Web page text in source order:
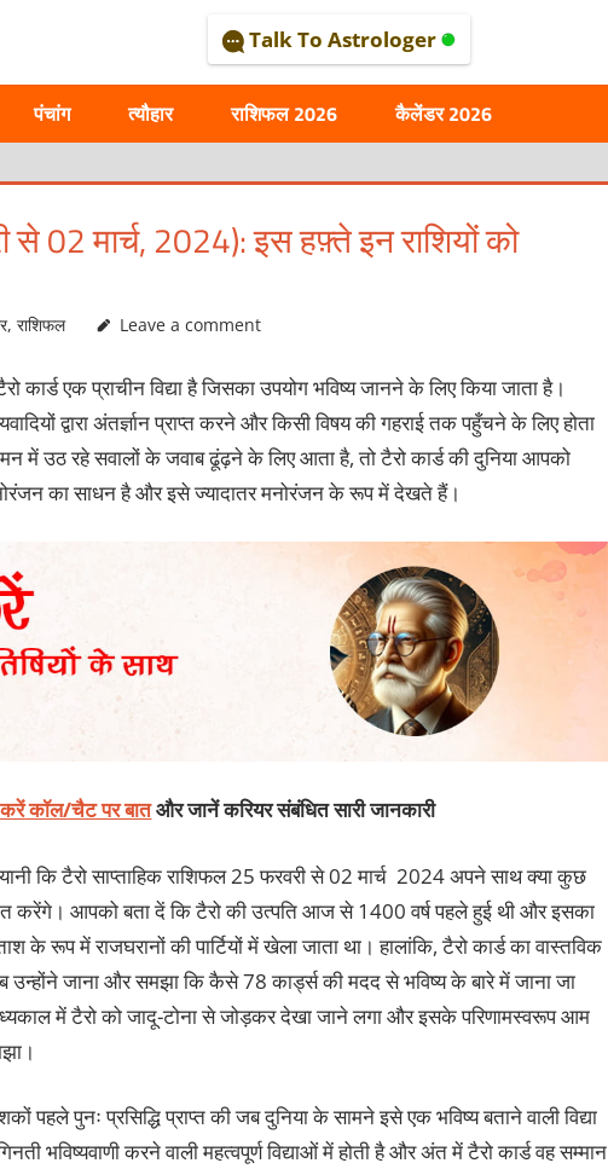
Talk To Astrologer
पंचांग त्यौहार राशिफल 2026 कैलेंडर 2026
से 02 मार्च, 2024): इस हफ़्ते इन राशियों को
,राशिफल Leave a comment
कार्ड एक प्राचीन विद्या है जिसका उपयोग भविष्य जानने के लिए किया जाता है।
द्वारा अंतर्ज्ञान प्राप्त करने और किसी विषय की गहराई तक पहुँचने के लिए होता
में उठ रहे सवालों के जवाब ढूंढ़ने के लिए आता है, तो टैरो कार्ड की दुनिया आपको
का साधन है और इसे ज्यादातर मनोरंजन के रूप में देखते हैं।
करें कॉल/चैट पर बातऔर जानें करियर संबंधित सारी जानकारी
कि टैरो साप्ताहिक राशिफल 25 फरवरी से 02 मार्च 2024 अपने साथ क्या कुछ
करेंगे। आपको बता दें कि टैरो की उत्पति आज से 1400 वर्ष पहले हुई थी और इसका
रूप में राजघरानों की पार्टियों में खेला जाता था। हालांकि, टैरो कार्ड का वास्तविक
उन्होंने जाना और समझा कि कैसे 78 कार्ड्स की मदद से भविष्य के बारे में जाना जा
में टैरो को जादू-टोना से जोड़कर देखा जाने लगा और इसके परिणामस्वरूप आम
पुनः प्रसिद्धि प्राप्त की जब दुनिया के सामने इसे एक भविष्य बताने वाली विद्या
भविष्यवाणी करने वाली महत्वपूर्ण विद्याओं में होती है और अंत में टैरो कार्ड वह सम्मान